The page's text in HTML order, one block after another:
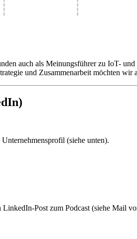
auch als Meinungsführer zu
und Zusammenarbeit möchten
(siehe unten).
Post zum Podcast (siehe Mail